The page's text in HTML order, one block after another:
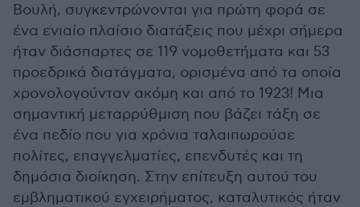
Βουλή, συγκεντρώνονται για πρώτη φορά σε
ένα ενιαίο πλαίσιο διατάξεις που μέχρι σήμερα
ήταν διάσπαρτες σε 119 νομοθετήματα και 53
προεδρικά διατάγματα, ορισμένα από τα οποία
χρονολογούνταν ακόμη και από το 1923! Μια
σημαντική μεταρρύθμιση που βάζει τάξη σε
ένα πεδίο που για χρόνια ταλαιπωρούσε
πολίτες, επαγγελματίες, επενδυτές και τη
δημόσια διοίκηση. Στην επίτευξη αυτού του
εμβληματικού εγχειρήματος, καταλυτικός ήταν